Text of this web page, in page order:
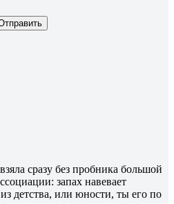
сразу без пробника большой
запах навевает
детства, или юности, ты его по